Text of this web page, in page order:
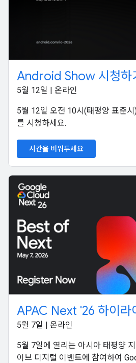
Android Show 시청하
5월 12일 | 온라인
5월 12일 오전 10시(태평양 표준
를 시청하세요.
시간을 비워두세요
APAC Next '26 하이라
5월 7일 | 온라인
5월 7일에 열리는 아시아 태평양
이브 디지털 이벤트에 참여하여